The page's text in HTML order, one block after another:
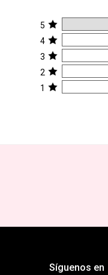
5
4
3
2
1
Síguenos en